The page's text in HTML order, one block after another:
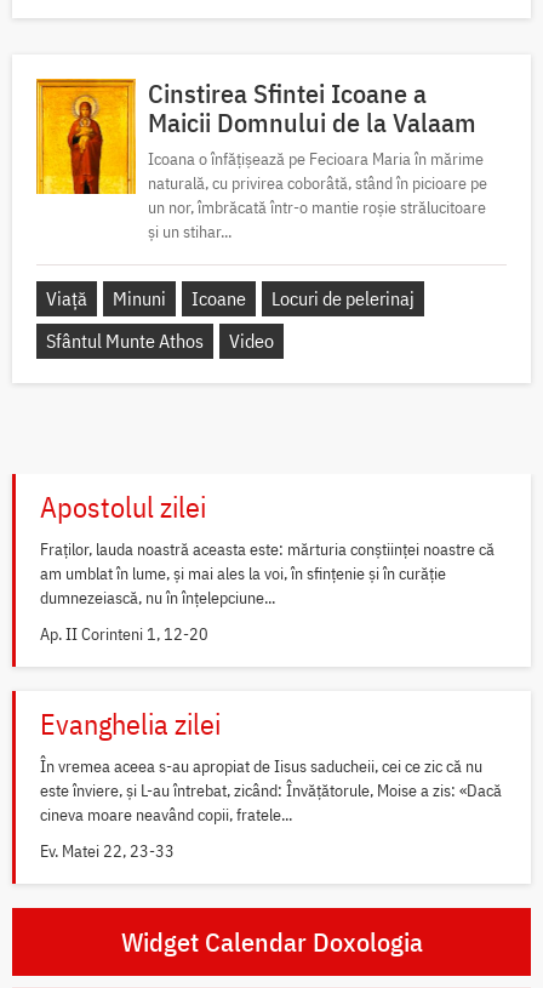
Cinstirea Sfintei Icoane a
Maicii Domnului de la Valaam
Icoana o înfățișează pe Fecioara Maria în mărime
naturală, cu privirea coborâtă, stând în picioare pe
un nor, îmbrăcată într-o mantie roșie strălucitoare
și un stihar...
Viață Minuni Icoane
Locuri de pelerinaj
Sfântul Munte Athos
Video
Apostolul zilei
Fraților, lauda noastră aceasta este: mărturia conștiinței noastre că
am umblat în lume, și mai ales la voi, în sfințenie și în curăție
dumnezeiască, nu în înțelepciune...
Ap. II Corinteni 1, 12-20
Evanghelia zilei
În vremea aceea s-au apropiat de Iisus saducheii, cei ce zic că nu
este înviere, și L-au întrebat, zicând: Învățătorule, Moise a zis: «Dacă
cineva moare neavând copii, fratele...
Ev. Matei 22, 23-33
Widget Calendar Doxologia